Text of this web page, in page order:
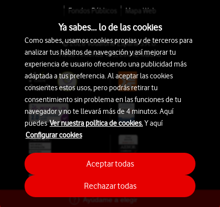
Ayúdame a elegir
Fondos Públicos
Mapa Web
© 2026 Vodafone España S.A.U.
Avda. América 115, 28042 Madrid
Ya sabes... lo de las cookies
Como sabes, usamos cookies propias y de terceros para
analizar tus hábitos de navegación y así mejorar tu
experiencia de usuario ofreciendo una publicidad más
adaptada a tus preferencia. Al aceptar las cookies
consientes estos usos, pero podrás retirar tu
consentimiento sin problema en las funciones de tu
navegador y no te llevará más de 4 minutos. Aquí
puedesVer nuestra política de cookies.Y aquí
Configurar cookies
Rechazar todas
Aceptar todas